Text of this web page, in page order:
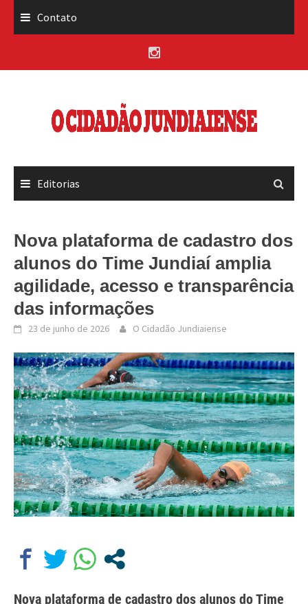
Contato
Editorias
Nova plataforma de cadastro dos
alunos do Time Jundiaí amplia
agilidade, acesso e transparência
das informações
23 de junho de 2026 O Cidadão Jundiaiense
Nova plataforma de cadastro dos alunos do Time